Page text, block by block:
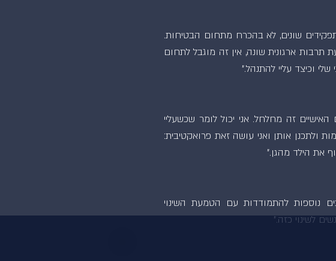
שונים, לא בהכרח מתחום הבטיחות.
תרבות ארגונית שונה, אין זה מוגבל לתחום
וכיצד עליי להתנהל."
זה מחלחל. אני יכול לומר שכשעליי
ולתכנן אותן ואני עושה זאת פרואקטיבית:
את הילד מהגן."
נוספות להתמודדות עם הטמעת השינוי
לשינוי כזה."